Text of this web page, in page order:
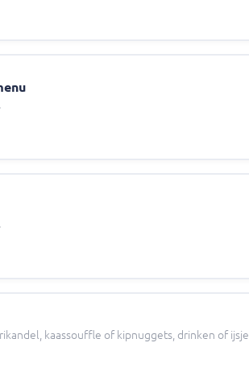
kaassouffle of kipnuggets, drinken of ijsje